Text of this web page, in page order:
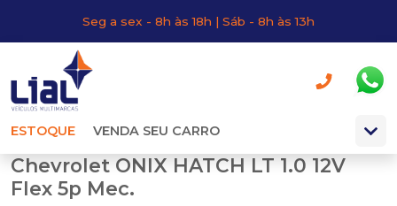
Seg a sex - 8h às 18h | Sáb - 8h às 13h
ESTOQUE VENDA SEU CARRO
Chevrolet ONIX HATCH LT 1.0 12V
Flex 5p Mec.